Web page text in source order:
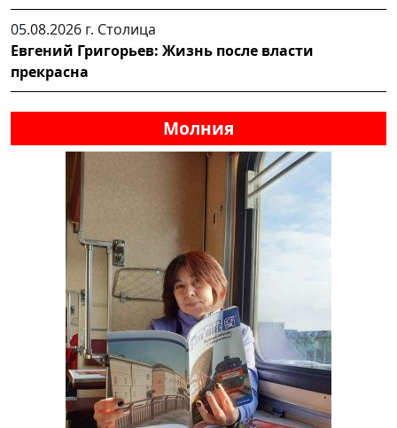
05.08.2026 г. Столица
Евгений Григорьев: Жизнь после власти
прекрасна
Молния